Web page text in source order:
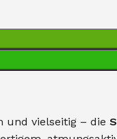
und vielseitig – die